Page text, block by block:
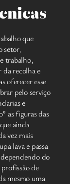
que
setor,
trabalho,
da recolha e
oferecer esse
pelo serviço
e
as figuras das
ainda
vez mais
lava e passa
do
de
mesmo uma